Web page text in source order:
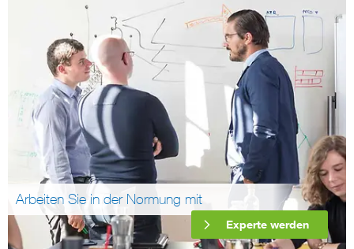
Arbeiten Sie in der Normung mit
Experte werden